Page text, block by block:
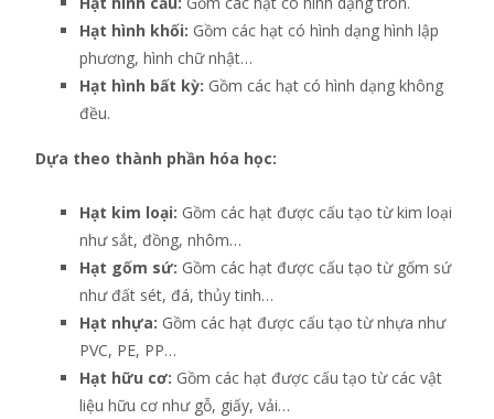
Hạt hình khối: Gồm các hạt có hình dạng hình lập
phương, hình chữ nhật…
Hạt hình bất kỳ: Gồm các hạt có hình dạng không
đều.
Dựa theo thành phần hóa học:
Hạt kim loại: Gồm các hạt được cấu tạo từ kim loại
như sắt, đồng, nhôm…
Hạt gốm sứ: Gồm các hạt được cấu tạo từ gốm sứ
như đất sét, đá, thủy tinh…
Hạt nhựa: Gồm các hạt được cấu tạo từ nhựa như
PVC, PE, PP…
Hạt hữu cơ: Gồm các hạt được cấu tạo từ các vật
liệu hữu cơ như gỗ, giấy, vải…